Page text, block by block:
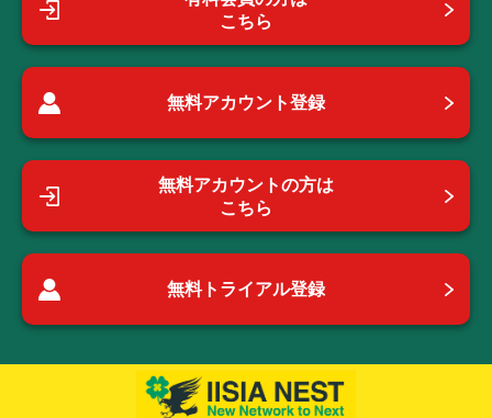
こちら
無料アカウント登録
無料アカウントの方は
こちら
無料トライアル登録